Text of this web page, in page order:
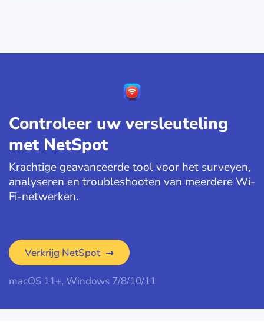
Controleer uw versleuteling
met NetSpot
Krachtige geavanceerde tool voor het surveyen,
analyseren en troubleshooten van meerdere Wi-
Fi-netwerken.
Verkrijg NetSpot
macOS 11+, Windows 7/8/10/11